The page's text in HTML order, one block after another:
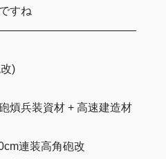
すね
)
熕兵装資材 + 高速建造材
連装高角砲改